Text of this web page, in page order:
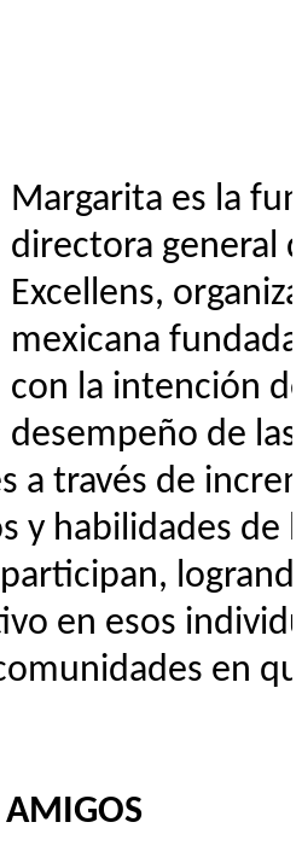
Margarita es la
directora general
Excellens,
mexicana
con la intención
desempeño de las
a través de
y habilidades de
en esos
en
AMIGOS